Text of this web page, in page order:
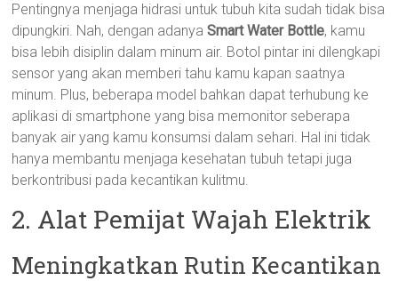
Pentingnya menjaga hidrasi untuk tubuh kita sudah tidak bisa
dipungkiri. Nah, dengan adanyaSmart Water Bottle, kamu
bisa lebih disiplin dalam minum air. Botol pintar ini dilengkapi
sensor yang akan memberi tahu kamu kapan saatnya
minum. Plus, beberapa model bahkan dapat terhubung ke
aplikasi di smartphone yang bisa memonitor seberapa
banyak air yang kamu konsumsi dalam sehari. Hal ini tidak
hanya membantu menjaga kesehatan tubuh tetapi juga
berkontribusi pada kecantikan kulitmu.
2. Alat Pemijat Wajah Elektrik
Meningkatkan Rutin Kecantikan